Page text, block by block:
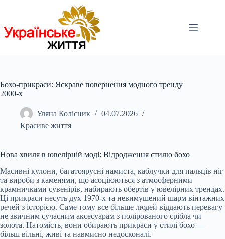
Бохо-прикраси: Яскраве повернення модного тренду
2000-х
Уляна Колісник
04.07.2026
Красиве життя
Нова хвиля в ювелірній моді: Відродження стилю бохо
Масивні кулони, багатоярусні намиста, каблучки для пальців ніг
та вироби з каменями, що асоціюються з атмосферними
крамничками сувенірів, набирають обертів у ювелірних трендах.
Ці прикраси несуть дух 1970-х та невимушений шарм вінтажних
речей з історією. Саме тому все більше людей віддають перевагу
не звичним сучасним аксесуарам з полірованого срібла чи
золота. Натомість, вони обирають прикраси у стилі бохо —
більш вільні, живі та навмисно недосконалі.